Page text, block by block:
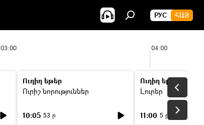
РУС ՀԱՅ
03:00 04:00
Ուղիղ եթեր
Ուրիշ նորություններ
10:05 53 ր
Ուղիղ եթեր
Լուրեր
11:00 5 ր